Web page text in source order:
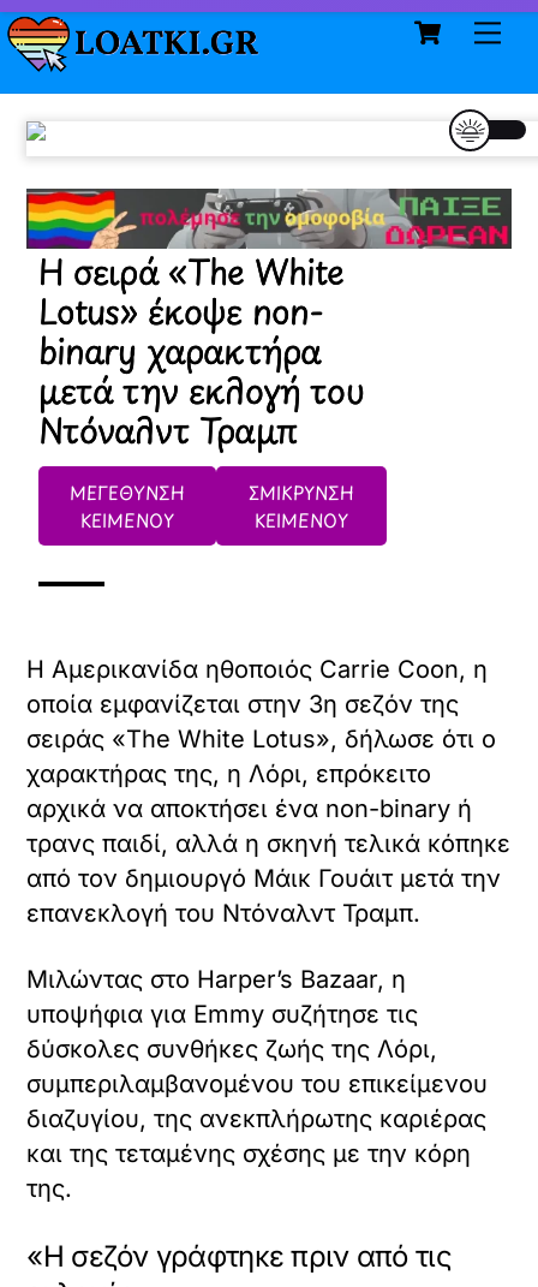
Skip
to
content
Cart
H σειρά «The White
Lotus» έκοψε non-
binary χαρακτήρα
μετά την εκλογή του
Ντόναλντ Τραμπ
ΜΕΓΕΘΥΝΣΗ
ΚΕΙΜΕΝΟΥ
ΣΜΙΚΡΥΝΣΗ
ΚΕΙΜΕΝΟΥ
Η Αμερικανίδα ηθοποιός Carrie Coon, η
οποία εμφανίζεται στην 3η σεζόν της
σειράς «The White Lotus», δήλωσε ότι ο
χαρακτήρας της, η Λόρι, επρόκειτο
αρχικά να αποκτήσει ένα non-binary ή
τρανς παιδί, αλλά η σκηνή τελικά κόπηκε
από τον δημιουργό Μάικ Γουάιτ μετά την
επανεκλογή του Ντόναλντ Τραμπ.
Μιλώντας στο Harper’s Bazaar, η
υποψήφια για Emmy συζήτησε τις
δύσκολες συνθήκες ζωής της Λόρι,
συμπεριλαμβανομένου του επικείμενου
διαζυγίου, της ανεκπλήρωτης καριέρας
και της τεταμένης σχέσης με την κόρη
της.
«Η σεζόν γράφτηκε πριν από τις